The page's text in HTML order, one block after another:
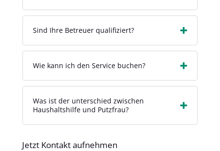
Sind Ihre Betreuer qualifiziert?
Wie kann ich den Service buchen?
Was ist der unterschied zwischen
Haushaltshilfe und Putzfrau?
Jetzt Kontakt aufnehmen